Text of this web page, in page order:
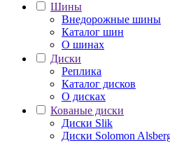
Шины
Внедорожные шины
Каталог шин
О шинах
Диски
Реплика
Каталог дисков
О дисках
Кованые диски
Диски Slik
Диски Solomon